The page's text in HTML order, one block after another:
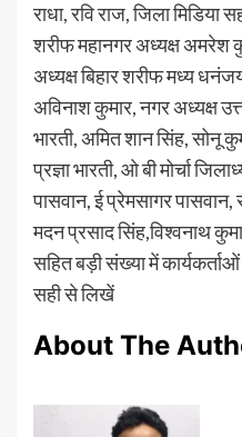
राधा, रवि राज, जिला मिडिया
शरीफ महानगर अध्यक्ष अमरेश
अध्यक्ष बिहार शरीफ मध्य
अविनाश कुमार, नगर अध्यक्ष
भारती, अमित शान सिंह, सोनू
प्रज्ञा भारती, ओ बी मोर्चा
पासवान, ई प्रेमसागर
मदन प्रसाद सिंह,विश्वनाथ
सहित बड़ी संख्या में
सही से लिखें
About The